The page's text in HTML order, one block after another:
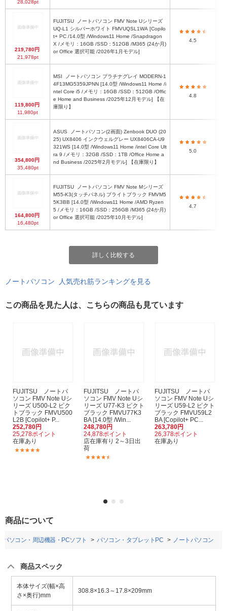
28,028pt
219,780円
21,978pt
FUJITSU
UQ-L1 シルバーホワイト FMVUQSL1WA [Copilo
t+ PC /14.0型 /Windows11 Home /Snapdragon
X /メモリ：16GB /SSD：512GB /M365 (24か月)
or Office 選択可能 /2026年1月モデル]
4.5
119,800円
11,980pt
MSI
4F13MG5359JPNN [14.0型 /Windows11 Home /i
ntel Core i5 /メモリ：16GB /SSD：512GB /Offic
e Home and Business /2025年12月モデル] 【在
庫限り】
4.8
354,800円
35,480pt
ASUS
25) UX8406 インクウェルグレー UX8406CA-U9
321WS [14.0型 /Windows11 Home /intel Core Ult
ra 9 /メモリ：32GB /SSD：1TB /Office Home a
nd Business /2025年2月モデル] 【在庫限り】
5.0
164,800円
16,480pt
FUJITSU
M55-K3(タッチパネル) ブライトブラック FMVM5
5K3BB [14.0型 /Windows11 Home /AMD Ryzen
5 /メモリ：16GB /SSD：256GB /M365 (24か月)
or Office 選択可能 /2025年10月モデル]
4.7
詳しく比較する
ノートパソコン 人気売れ筋ランキングを見る
この商品を見た人は、こちらの商品も見ています
FUJITSU ノートパ
ソコン FMV Note Uシ
リーズ U500-L2 ピク
トブラック FMVU500
L2B [Copilot+ P...
252,780円
25,278ポイント
在庫あり
FUJITSU ノートパ
ソコン FMV Note Uシ
リーズ U77-K3 ピクト
ブラック FMVU77K3
BA [14.0型 /Win...
248,780円
24,878ポイント
店在庫有り 2～3日出
荷
FUJITSU ノートパ
ソコン FMV Note Uシ
リーズ U59-L2 ピクト
ブラック FMVU59L2
BA [Copilot+ PC...
263,780円
26,378ポイント
在庫あり
商品について
パソコン・周辺機器・PCソフト パソコン・タブレットPC ノートパソコン
商品スペック
本体サイズ(幅×高
さ×奥行)mm
308.8×16.3～17.8×209mm